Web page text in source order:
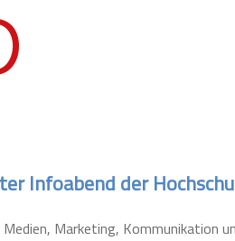
Infoabend der
Marketing, Kommunikation